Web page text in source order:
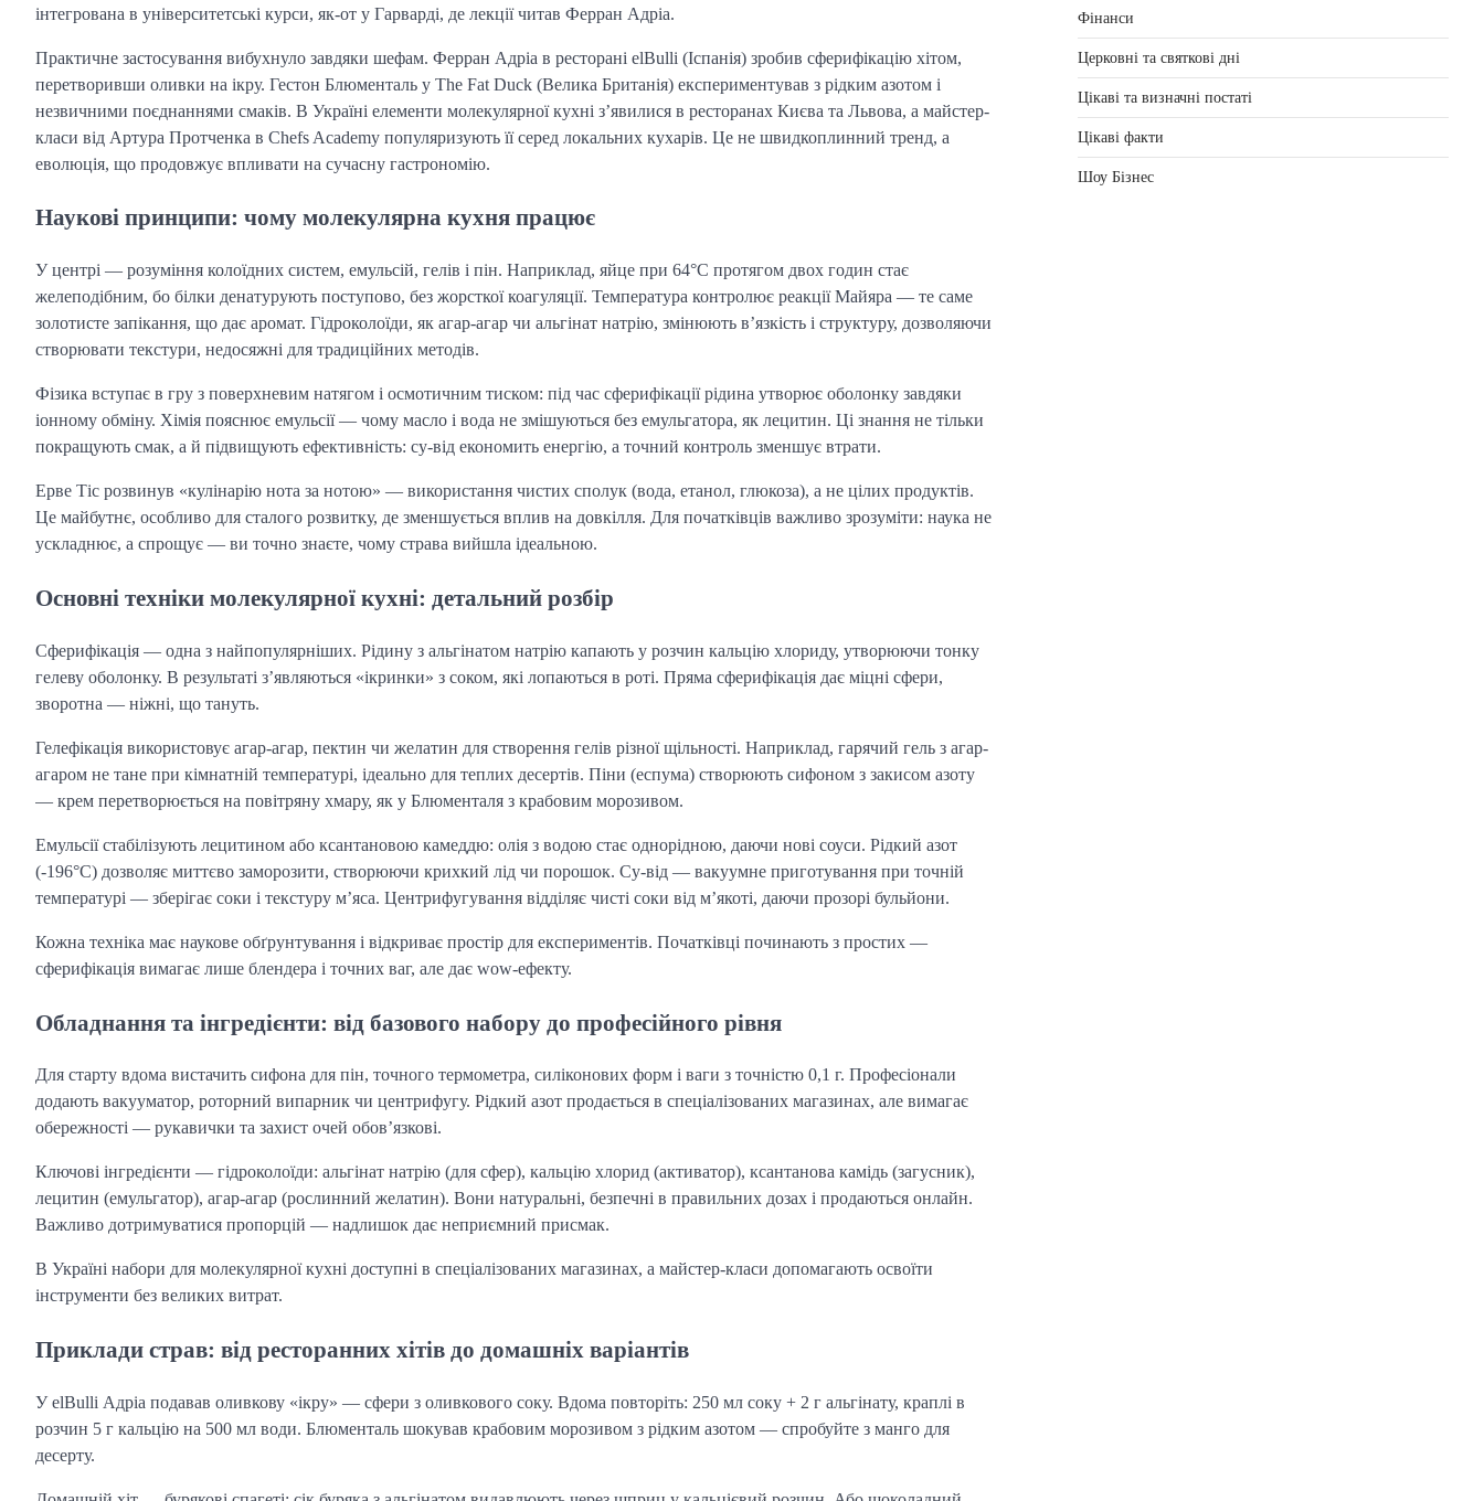
інтегрована в університетські курси, як-от у Гарварді, де лекції читав Ферран Адріа.
Практичне застосування вибухнуло завдяки шефам. Ферран Адріа в ресторані elBulli (Іспанія) зробив сферифікацію хітом,
перетворивши оливки на ікру. Гестон Блюменталь у The Fat Duck (Велика Британія) експериментував з рідким азотом і
незвичними поєднаннями смаків. В Україні елементи молекулярної кухні з’явилися в ресторанах Києва та Львова, а майстер-
класи від Артура Протченка в Chefs Academy популяризують її серед локальних кухарів. Це не швидкоплинний тренд, а
еволюція, що продовжує впливати на сучасну гастрономію.
Наукові принципи: чому молекулярна кухня працює
У центрі — розуміння колоїдних систем, емульсій, гелів і пін. Наприклад, яйце при 64°C протягом двох годин стає
желеподібним, бо білки денатурують поступово, без жорсткої коагуляції. Температура контролює реакції Майяра — те саме
золотисте запікання, що дає аромат. Гідроколоїди, як агар-агар чи альгінат натрію, змінюють в’язкість і структуру, дозволяючи
створювати текстури, недосяжні для традиційних методів.
Фізика вступає в гру з поверхневим натягом і осмотичним тиском: під час сферифікації рідина утворює оболонку завдяки
іонному обміну. Хімія пояснює емульсії — чому масло і вода не змішуються без емульгатора, як лецитин. Ці знання не тільки
покращують смак, а й підвищують ефективність: су-від економить енергію, а точний контроль зменшує втрати.
Ерве Тіс розвинув «кулінарію нота за нотою» — використання чистих сполук (вода, етанол, глюкоза), а не цілих продуктів.
Це майбутнє, особливо для сталого розвитку, де зменшується вплив на довкілля. Для початківців важливо зрозуміти: наука не
ускладнює, а спрощує — ви точно знаєте, чому страва вийшла ідеальною.
Основні техніки молекулярної кухні: детальний розбір
Сферифікація — одна з найпопулярніших. Рідину з альгінатом натрію капають у розчин кальцію хлориду, утворюючи тонку
гелеву оболонку. В результаті з’являються «ікринки» з соком, які лопаються в роті. Пряма сферифікація дає міцні сфери,
зворотна — ніжні, що тануть.
Гелефікація використовує агар-агар, пектин чи желатин для створення гелів різної щільності. Наприклад, гарячий гель з агар-
агаром не тане при кімнатній температурі, ідеально для теплих десертів. Піни (еспума) створюють сифоном з закисом азоту
— крем перетворюється на повітряну хмару, як у Блюменталя з крабовим морозивом.
Емульсії стабілізують лецитином або ксантановою камеддю: олія з водою стає однорідною, даючи нові соуси. Рідкий азот
(-196°C) дозволяє миттєво заморозити, створюючи крихкий лід чи порошок. Су-від — вакуумне приготування при точній
температурі — зберігає соки і текстуру м’яса. Центрифугування відділяє чисті соки від м’якоті, даючи прозорі бульйони.
Кожна техніка має наукове обґрунтування і відкриває простір для експериментів. Початківці починають з простих —
сферифікація вимагає лише блендера і точних ваг, але дає wow-ефекту.
Обладнання та інгредієнти: від базового набору до професійного рівня
Для старту вдома вистачить сифона для пін, точного термометра, силіконових форм і ваги з точністю 0,1 г. Професіонали
додають вакууматор, роторний випарник чи центрифугу. Рідкий азот продається в спеціалізованих магазинах, але вимагає
обережності — рукавички та захист очей обов’язкові.
Ключові інгредієнти — гідроколоїди: альгінат натрію (для сфер), кальцію хлорид (активатор), ксантанова камідь (загусник),
лецитин (емульгатор), агар-агар (рослинний желатин). Вони натуральні, безпечні в правильних дозах і продаються онлайн.
Важливо дотримуватися пропорцій — надлишок дає неприємний присмак.
В Україні набори для молекулярної кухні доступні в спеціалізованих магазинах, а майстер-класи допомагають освоїти
інструменти без великих витрат.
Приклади страв: від ресторанних хітів до домашніх варіантів
У elBulli Адріа подавав оливкову «ікру» — сфери з оливкового соку. Вдома повторіть: 250 мл соку + 2 г альгінату, краплі в
розчин 5 г кальцію на 500 мл води. Блюменталь шокував крабовим морозивом з рідким азотом — спробуйте з манго для
десерту.
Фінанси
Церковні та святкові дні
Цікаві та визначні постаті
Цікаві факти
Шоу Бізнес